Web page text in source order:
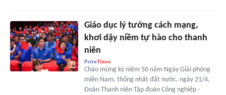
Giáo dục lý tưởng cách mạng,
khơi dậy niềm tự hào cho thanh
niên
Chào mừng kỷ niệm 50 năm Ngày Giải phóng
miền Nam, thống nhất đất nước, ngày 21/4,
Đoàn Thanh niên Tập đoàn Công nghiệp -